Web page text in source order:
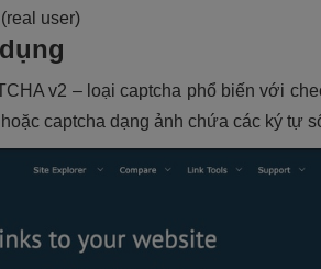
user)
v2 – loại captcha phổ biến với
captcha dạng ảnh chứa các ký tự